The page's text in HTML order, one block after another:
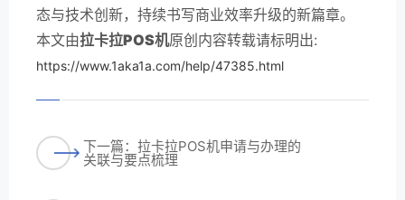
态与技术创新，持续书写商业效率升级的新篇章。
本文由拉卡拉POS机原创内容转载请标明出:
https://www.1aka1a.com/help/47385.html
下一篇：拉卡拉POS机申请与办理的
关联与要点梳理